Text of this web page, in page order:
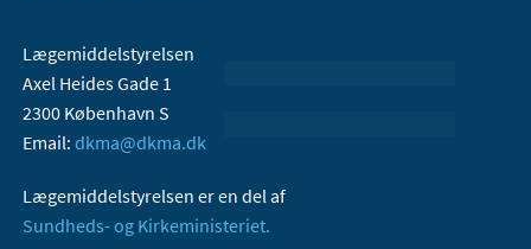
Lægemiddelstyrelsen
Axel Heides Gade 1
2300 København S
Email: dkma@dkma.dk
Lægemiddelstyrelsen er en del af
Sundheds- og Kirkeministeriet.